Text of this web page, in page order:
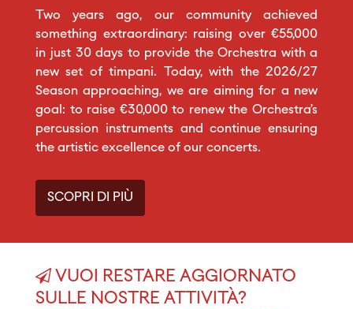
Two years ago, our community achieved
something extraordinary: raising over €55,000
in just 30 days to provide the Orchestra with a
new set of timpani. Today, with the 2026/27
Season approaching, we are aiming for a new
goal: to raise €30,000 to renew the Orchestra’s
percussion instruments and continue ensuring
the artistic excellence of our concerts.
SCOPRI DI PIÙ
VUOI RESTARE AGGIORNATO
SULLE NOSTRE ATTIVITÀ?